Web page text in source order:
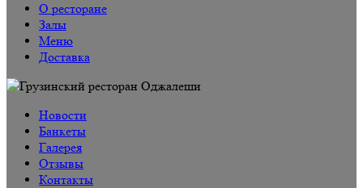
О ресторане
Залы
Меню
Доставка
Новости
Банкеты
Галерея
Отзывы
Контакты